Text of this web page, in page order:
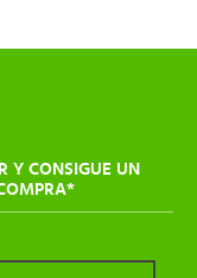
Y CONSIGUE UN